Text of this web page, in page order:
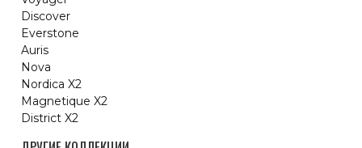
Discover
Everstone
Auris
Nova
Nordica X2
Magnetique X2
District X2